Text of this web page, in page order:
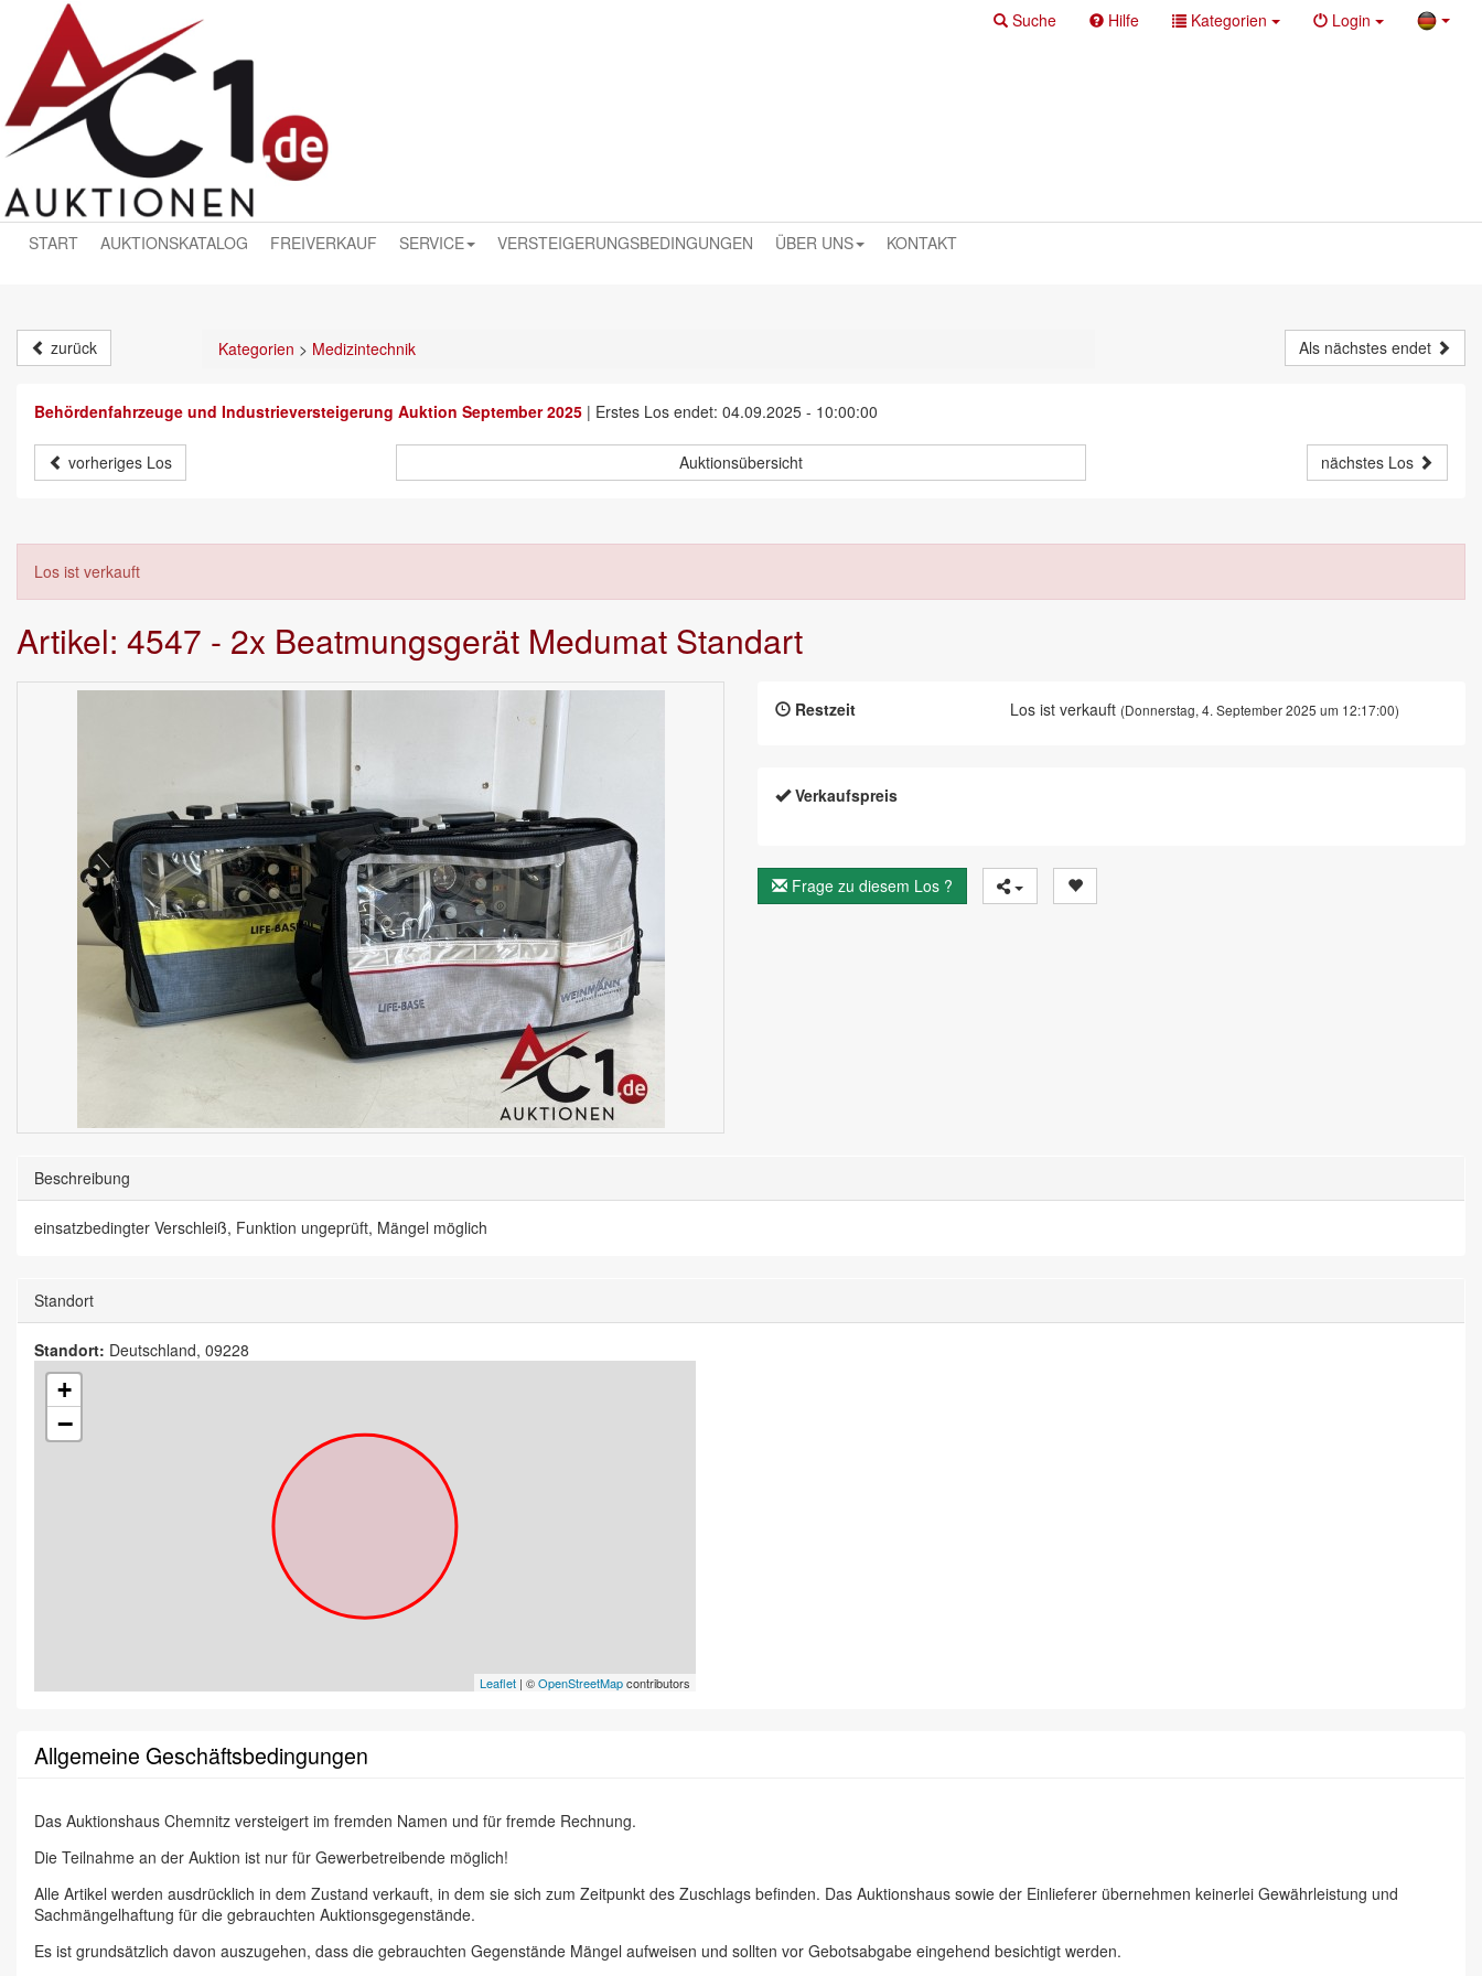
Suche Hilfe Kategorien Login
START AUKTIONSKATALOG FREIVERKAUF SERVICE VERSTEIGERUNGSBEDINGUNGEN ÜBER UNS KONTAKT
zurück Kategorien > Medizintechnik Als nächstes endet
Behördenfahrzeuge und Industrieversteigerung Auktion September 2025 | Erstes Los endet: 04.09.2025 - 10:00:00
vorheriges Los Auktionsübersicht nächstes Los
Los ist verkauft
Artikel: 4547 - 2x Beatmungsgerät Medumat Standart
Restzeit Los ist verkauft (Donnerstag, 4. September 2025 um 12:17:00)
Verkaufspreis
Frage zu diesem Los ?
Beschreibung
einsatzbedingter Verschleiß, Funktion ungeprüft, Mängel möglich
Standort
Standort: Deutschland, 09228
+
−
Leaflet | ©OpenStreetMapcontributors
Allgemeine Geschäftsbedingungen
Das Auktionshaus Chemnitz versteigert im fremden Namen und für fremde Rechnung.
Die Teilnahme an der Auktion ist nur für Gewerbetreibende möglich!
Alle Artikel werden ausdrücklich in dem Zustand verkauft, in dem sie sich zum Zeitpunkt des Zuschlags befinden. Das Auktionshaus sowie der Einlieferer übernehmen keinerlei Gewährleistung und
Sachmängelhaftung für die gebrauchten Auktionsgegenstände.
Es ist grundsätzlich davon auszugehen, dass die gebrauchten Gegenstände Mängel aufweisen und sollten vor Gebotsabgabe eingehend besichtigt werden.